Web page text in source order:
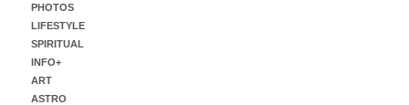
PHOTOS
LIFESTYLE
SPIRITUAL
INFO+
ART
ASTRO